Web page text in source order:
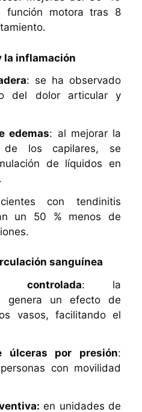
función motora tras 8
la inflamación
: se ha observado
del dolor articular y
edemas: al mejorar la
de los capilares, se
de líquidos en
con tendinitis
un 50 % menos de
sanguínea
controlada: la
genera un efecto de
vasos, facilitando el
úlceras por presión:
con movilidad
en unidades de